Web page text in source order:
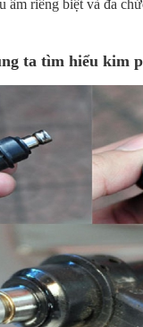
âm riêng biệt và đa
ta tìm hiểu kim